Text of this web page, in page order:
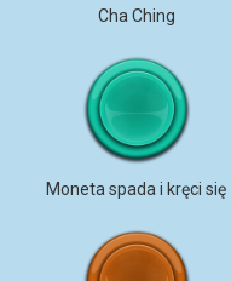
Cha Ching
Moneta spada i kręci się